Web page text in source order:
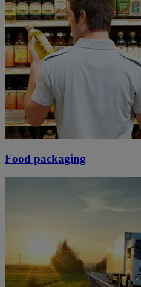
Food packaging